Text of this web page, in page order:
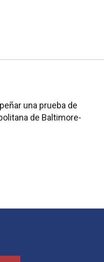
una prueba de
de Baltimore-